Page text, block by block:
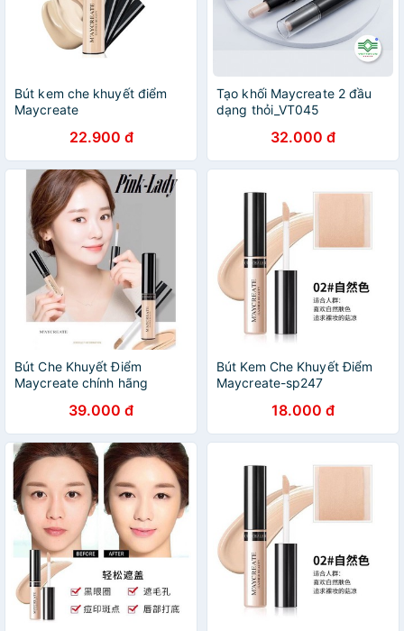
Bút kem che khuyết điểm
Maycreate
22.900 đ
Tạo khối Maycreate 2 đầu
dạng thỏi_VT045
32.000 đ
Bút Che Khuyết Điểm
Maycreate chính hãng
39.000 đ
Bút Kem Che Khuyết Điểm
Maycreate-sp247
18.000 đ